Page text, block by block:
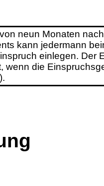
neun Monaten
kann jedermann
einlegen. Der
wenn die